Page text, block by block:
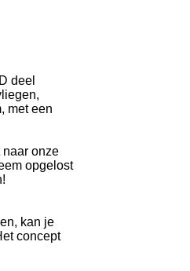
deel
met een
naar onze
opgelost
kan je
concept